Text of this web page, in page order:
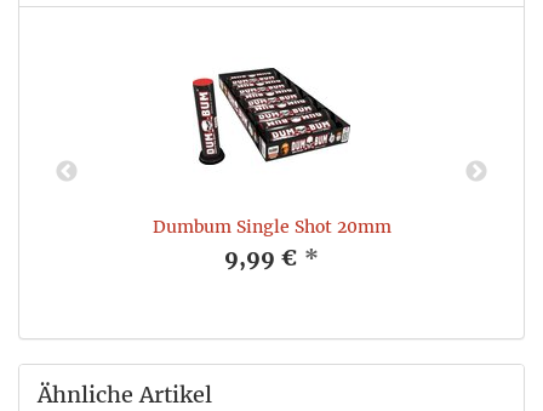
Dumbum Single Shot 20mm
9,99 € *
Ähnliche Artikel